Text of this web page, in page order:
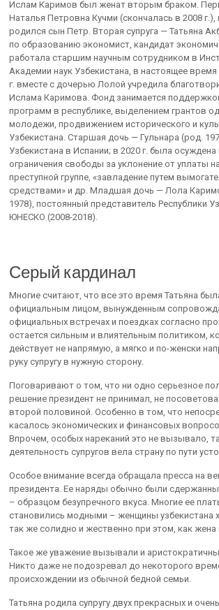
Ислам Каримов был женат вторым браком.
Наталья Петровна Кучми (скончалась в 2008 г.),
родился сын Петр. Вторая супруга — Татьяна
по образованию экономист, кандидат
работала старшим научным сотрудником в
Академии наук Узбекистана, в настоящее время
г. вместе с дочерью Лолой учредила
Ислама Каримова. Фонд занимается
программ в республике, выделением грантов
молодежи, продвижением исторического и
Узбекистана. Старшая дочь — Гульнара (род.
Узбекистана в Испании; в 2020 г. была осуждена
ограничения свободы за уклонение от уплаты
преступной группе, «завладение путем
средствами» и др. Младшая дочь — Лола
1978), постоянный представитель Республики
ЮНЕСКО (2008-2018).
Серый кардинал
Многие считают, что все это время Татьяна
официальным лицом, вынужденным
официальных встречах и поездках согласно
остается сильным и влиятельным политиком,
действует не напрямую, а мягко и по-женски
руку супругу в нужную сторону.
Поговаривают о том, что ни одно серьезное
решение президент не принимал, не
второй половиной. Особенно в том, что
касалось экономических и финансовых
Впрочем, особых нареканий это не вызывало,
деятельность супругов вела страну по пути
Особое внимание всегда обращала пресса на
президента. Ее наряды обычно были
– образцом безупречного вкуса. Многие ее
становились модными – женщины узбекистана
так же солидно и жественно при этом, как жена
Такое же уважение вызывали и
Никто даже не подозревал до некоторого
происхождении из обычной бедной семьи.
Татьяна родила супругу двух прекрасных и